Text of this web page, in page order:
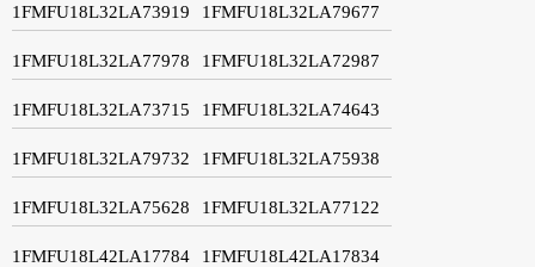
1FMFU18L32LA73919 1FMFU18L32LA79677
1FMFU18L32LA77978 1FMFU18L32LA72987
1FMFU18L32LA73715 1FMFU18L32LA74643
1FMFU18L32LA79732 1FMFU18L32LA75938
1FMFU18L32LA75628 1FMFU18L32LA77122
1FMFU18L42LA17784 1FMFU18L42LA17834